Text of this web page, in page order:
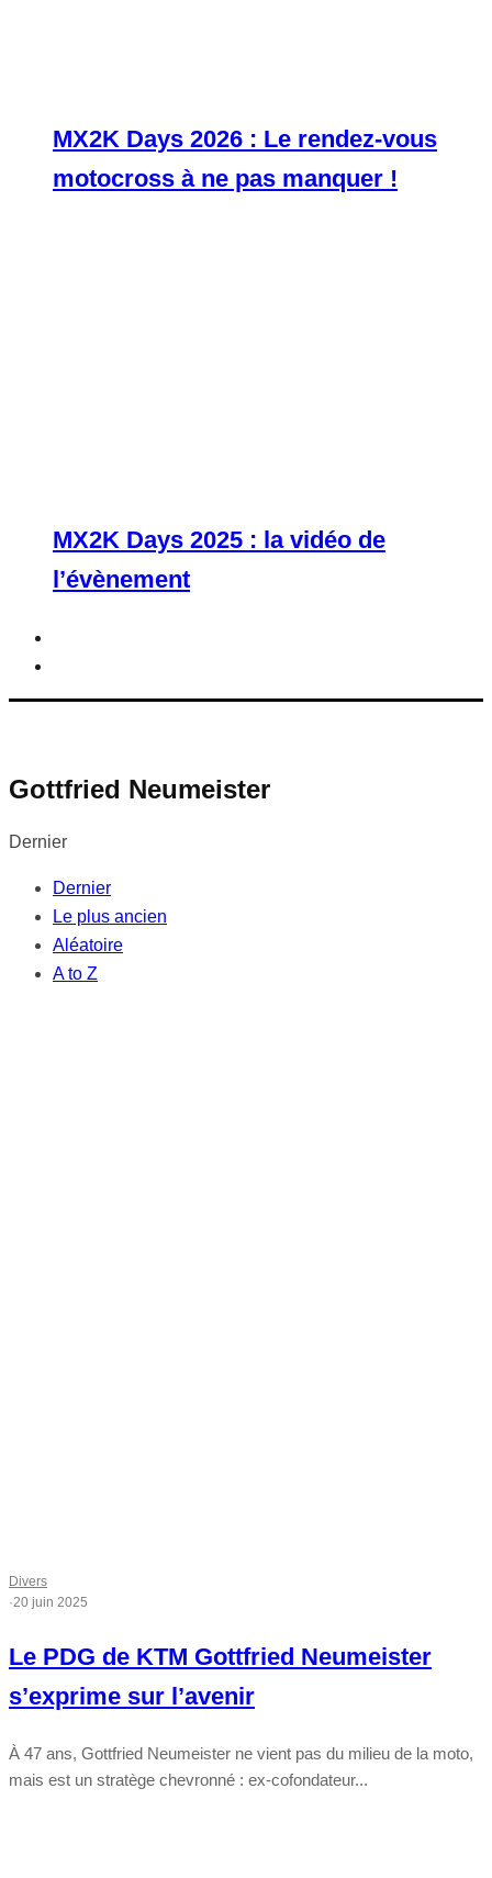
MX2K Days 2026 : Le rendez-vous
motocross à ne pas manquer !
MX2K Days 2025 : la vidéo de
l’évènement
Gottfried Neumeister
Dernier
Dernier
Le plus ancien
Aléatoire
A to Z
Divers
·20 juin 2025
Le PDG de KTM Gottfried Neumeister
s’exprime sur l’avenir
À 47 ans, Gottfried Neumeister ne vient pas du milieu de la moto,
mais est un stratège chevronné : ex-cofondateur...